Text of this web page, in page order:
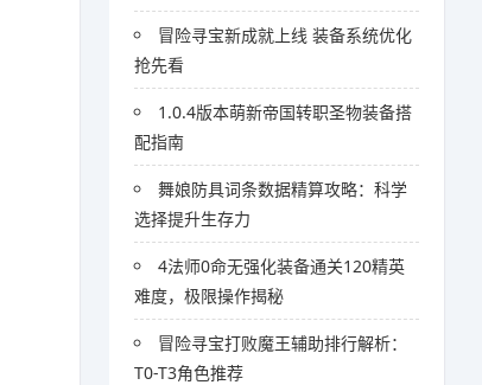
冒险寻宝新成就上线 装备系统优化
抢先看
1.0.4版本萌新帝国转职圣物装备搭
配指南
舞娘防具词条数据精算攻略：科学
选择提升生存力
4法师0命无强化装备通关120精英
难度，极限操作揭秘
冒险寻宝打败魔王辅助排行解析：
T0-T3角色推荐